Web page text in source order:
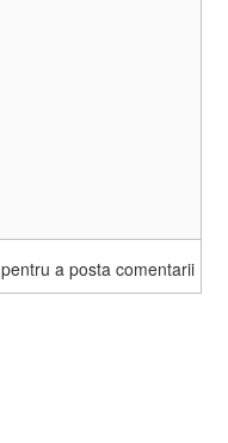
pentru a posta comentarii